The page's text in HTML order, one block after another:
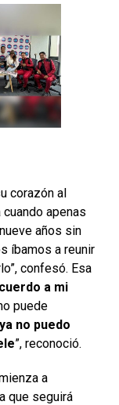
corazón al
apenas
años sin
íbamos a reunir
confesó. Esa
a mi
puede
no puedo
”, reconoció.
a
que seguirá